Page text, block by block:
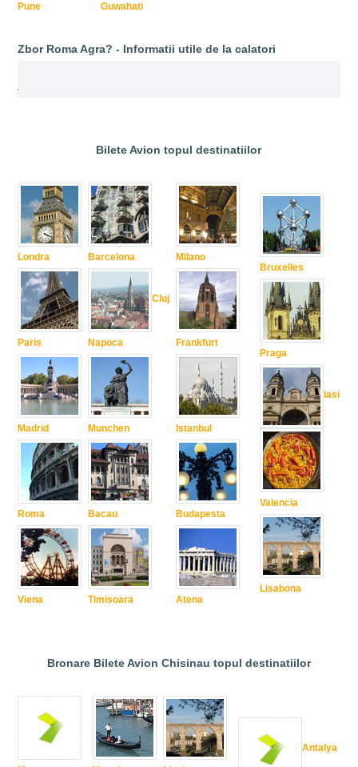
Pune
Guwahati
Zbor Roma Agra? - Informatii utile de la calatori
.
Bilete Avion topul destinatiilor
Londra
Paris
Madrid
Roma
Viena
Barcelona
Cluj
Napoca
Munchen
Bacau
Timisoara
Milano
Frankfurt
Istanbul
Budapesta
Atena
Bruxelles
Praga
Iasi
Valencia
Lisabona
Bronare Bilete Avion Chisinau topul destinatiilor
Antalya